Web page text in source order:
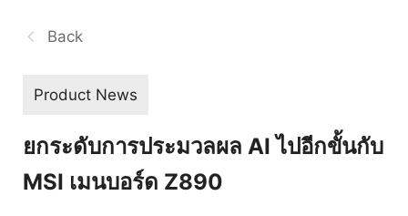
Back
Product News
ยกระดับการประมวลผล AI ไปอีกขั้นกับ
MSI เมนบอร์ด Z890